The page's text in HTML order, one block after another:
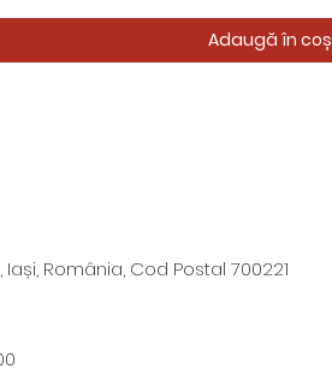
Adaugă în coș
România, Cod Postal 700221